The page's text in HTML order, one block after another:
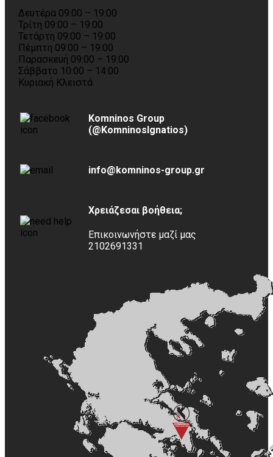
Δευτέρα 09:00 – 19:00
Τρίτη 09:00 – 19:00
Τετάρτη 09:00 – 19:00
Πέμπτη 09:00 – 19:00
Παρασκευή 09:00 – 19:00
Σάββατο 10:00 – 14:00
Κυριακή Κλειστά
Komninos Group
(@KomninosIgnatios)
info@komninos-group.gr
Χρειάζεσαι βοήθεια;
Επικοινωνήστε μαζί μας
2102691331